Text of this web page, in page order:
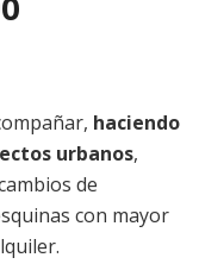
haciendo
urbanos,
de
con mayor